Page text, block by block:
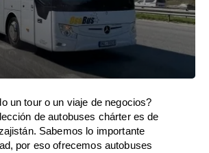
un tour o un viaje de negocios?
de autobuses chárter es de
Sabemos lo importante
por eso ofrecemos autobuses